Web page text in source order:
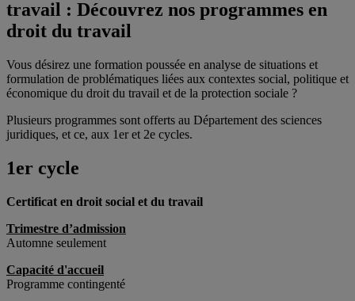
travail : Découvrez nos programmes en
droit du travail
Vous désirez une formation poussée en analyse de situations et
formulation de problématiques liées aux contextes social, politique et
économique du droit du travail et de la protection sociale ?
Plusieurs programmes sont offerts au Département des sciences
juridiques, et ce, aux 1er et 2e cycles.
1er cycle
Certificat en droit social et du travail
Trimestre d’admission
Automne seulement
Capacité d'accueil
Programme contingenté